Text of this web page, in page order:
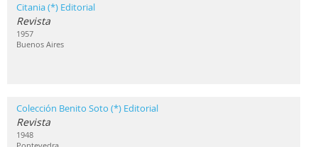
Citania (*) Editorial
Revista
1957
Buenos Aires
Colección Benito Soto (*) Editorial
Revista
1948